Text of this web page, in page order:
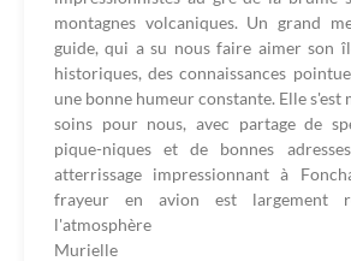
montagnes volcaniques. Un grand
guide, qui a su nous faire aimer son
historiques, des connaissances
une bonne humeur constante. Elle s'est
soins pour nous, avec partage de
pique-niques et de bonnes
atterrissage impressionnant à
frayeur en avion est largement
l'atmosphère
Murielle